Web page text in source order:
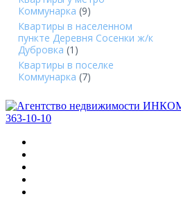
Коммунарка (9)
Квартиры в населенном
пункте Деревня Сосенки ж/к
Дубровка (1)
Квартиры в поселке
Коммунарка (7)
363-10-10